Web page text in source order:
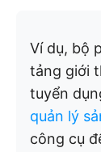
Ví dụ, bộ
tảng giới
tuyển
quản lý
công cụ